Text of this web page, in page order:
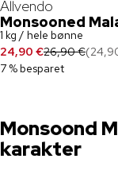
Allvendo
Monsooned
1 kg / hele bønne
24,90 €26,90 €(
7 % besparet
Monsoond
karakter